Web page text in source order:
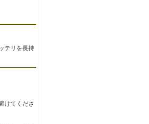
テリを長持
けてくださ